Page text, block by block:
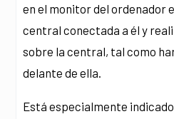
en el monitor del ordenador
central conectada a él y
sobre la central, tal como
delante de ella.
Está especialmente